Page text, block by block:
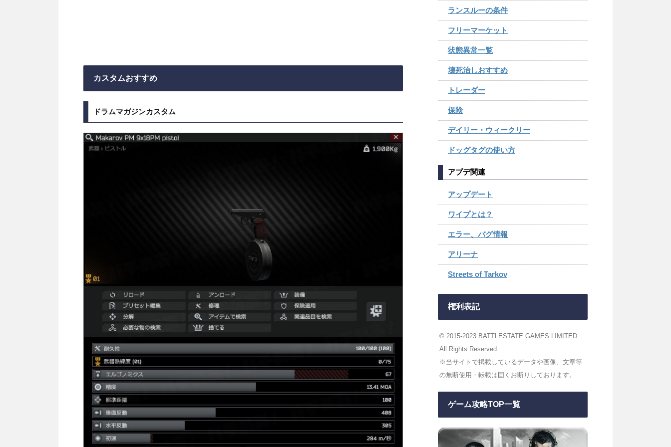
カスタムおすすめ
ドラムマガジンカスタム
ランスルーの条件
フリーマーケット
状態異常一覧
壊死治しおすすめ
トレーダー
保険
デイリー・ウィークリー
ドッグタグの使い方
アプデ関連
アップデート
ワイプとは？
エラー、バグ情報
アリーナ
Streets of Tarkov
権利表記
© 2015-2023 BATTLESTATE GAMES LIMITED.
All Rights Reserved.
※当サイトで掲載しているデータや画像、文章等
の無断使用・転載は固くお断りしております。
ゲーム攻略TOP一覧